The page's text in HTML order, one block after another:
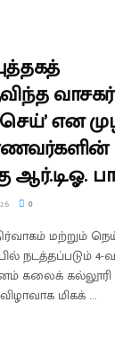
செய்’ என
0
மற்றும்
நடத்தப்படும் 4-
கலைக் கல்லூரி
மிகக் ...